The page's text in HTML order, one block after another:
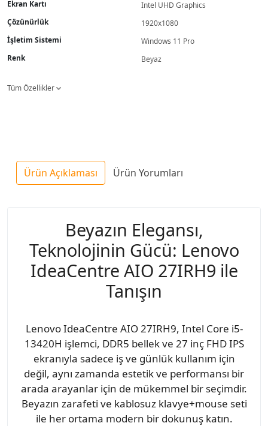
Ekran Kartı
Intel UHD Graphics
Çözünürlük
1920x1080
İşletim Sistemi
Windows 11 Pro
Renk
Beyaz
Tüm Özellikler
Ürün Açıklaması Ürün Yorumları
Beyazın Elegansı,
Teknolojinin Gücü: Lenovo
IdeaCentre AIO 27IRH9 ile
Tanışın
Lenovo IdeaCentre AIO 27IRH9, Intel Core i5-
13420H işlemci, DDR5 bellek ve 27 inç FHD IPS
ekranıyla sadece iş ve günlük kullanım için
değil, aynı zamanda estetik ve performansı bir
arada arayanlar için de mükemmel bir seçimdir.
Beyazın zarafeti ve kablosuz klavye+mouse seti
ile her ortama modern bir dokunuş katın.